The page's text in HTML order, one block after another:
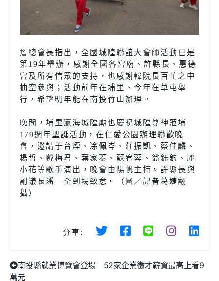
詹總會長指出，全國城隍聯誼大會師活動已是
第19年舉辦，感謝全國各宮廟、許縣長、惠德
宮及所有信眾的支持，也感謝韓院長百忙之中
抽空參與；活動前年在埔里、今年在草屯舉
行，希望明年能在南投竹山辦理。
晚間，埔里瀛海城隍廟也慶祝城隍尊神蒞埔
179週年聖誕活動，在仁愛公園辦理聯歡晚
會，邀請于台煙、凃佩岑、莊振凱、蔡佳麟、
楊哲、戴梅君、葉家蓁、蘇宥蓉、翁鈺鈞、麗
小花等歌手演出，晚會由陽帆主持。許縣長與
副議長潘一全到場致意。（圖／記者葛婕翻
攝）
分享:
南投縣就業博覽會登場 52家企業徵才薪資最高上看9
萬元